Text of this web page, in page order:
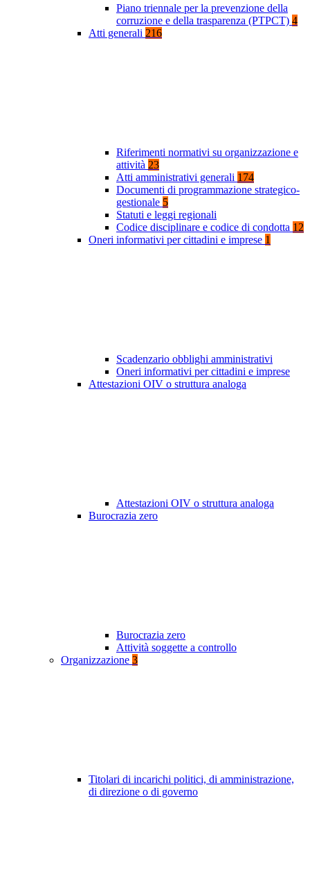
Piano triennale per la prevenzione della
corruzione e della trasparenza (PTPCT) 4
Atti generali 216
Riferimenti normativi su organizzazione e
attività 23
Atti amministrativi generali 174
Documenti di programmazione strategico-
gestionale 5
Statuti e leggi regionali
Codice disciplinare e codice di condotta 12
Oneri informativi per cittadini e imprese 1
Scadenzario obblighi amministrativi
Oneri informativi per cittadini e imprese
Attestazioni OIV o struttura analoga
Attestazioni OIV o struttura analoga
Burocrazia zero
Burocrazia zero
Attività soggette a controllo
Organizzazione 3
Titolari di incarichi politici, di amministrazione,
di direzione o di governo